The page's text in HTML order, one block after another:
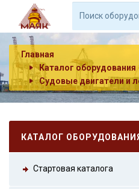
Главная
Каталог оборудования
Судовые двигатели и
КАТАЛОГ
Стартовая каталога